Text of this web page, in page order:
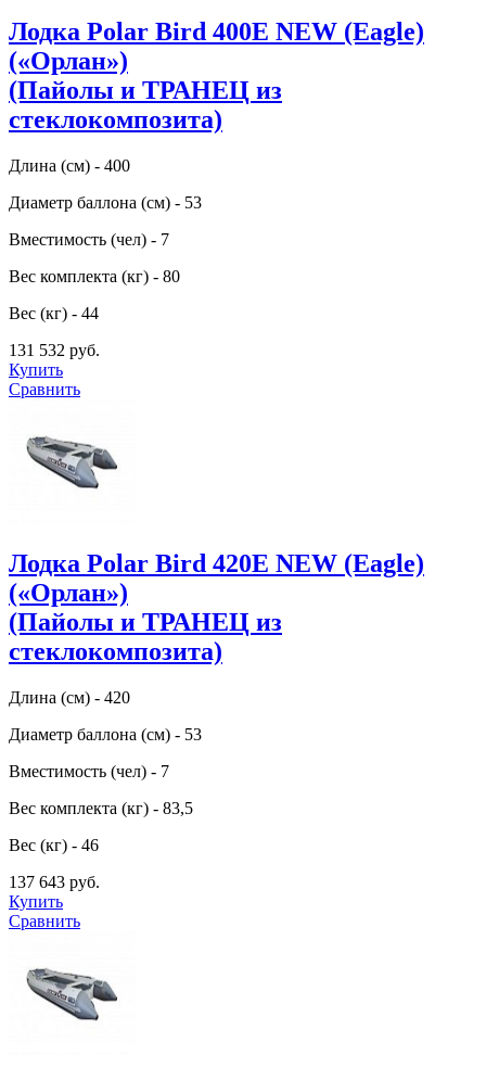
Лодка Polar Bird 400E NEW (Eagle)
(«Орлан»)
(Пайолы и ТРАНЕЦ из
стеклокомпозита)
Длина (см) - 400
Диаметр баллона (см) - 53
Вместимость (чел) - 7
Вес комплекта (кг) - 80
Вес (кг) - 44
131 532 руб.
Купить
Сравнить
Лодка Polar Bird 420E NEW (Eagle)
(«Орлан»)
(Пайолы и ТРАНЕЦ из
стеклокомпозита)
Длина (см) - 420
Диаметр баллона (см) - 53
Вместимость (чел) - 7
Вес комплекта (кг) - 83,5
Вес (кг) - 46
137 643 руб.
Купить
Сравнить